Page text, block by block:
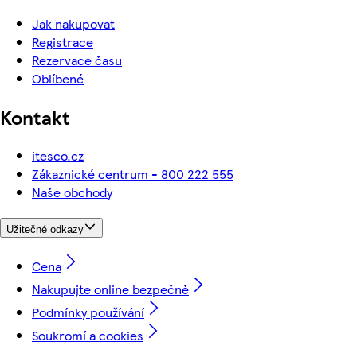
Jak nakupovat
Registrace
Rezervace času
Oblíbené
Kontakt
itesco.cz
Zákaznické centrum - 800 222 555
Naše obchody
Užitečné odkazy
Cena
Nakupujte online bezpečně
Podmínky používání
Soukromí a cookies